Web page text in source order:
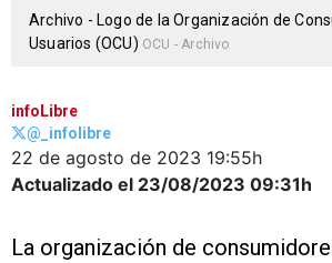
Archivo - Logo de la Organización de
Usuarios (OCU) OCU - Archivo
infoLibre
@_infolibre
22 de agosto de 2023 19:55h
Actualizado el 23/08/2023 09:31h
La organización de